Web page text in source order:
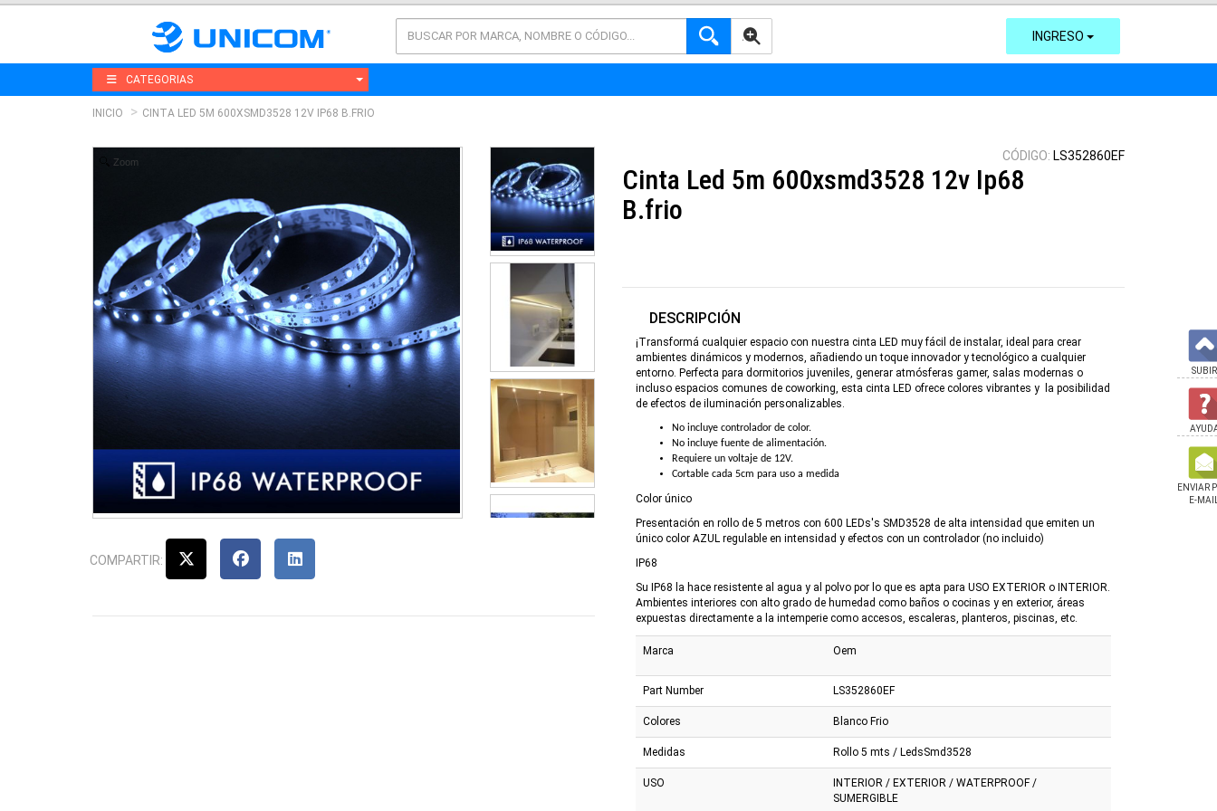
AVANZADA INGRESO
CATEGORIAS
INICIO CINTA LED 5M 600XSMD3528 12V IP68 B.FRIO
Zoom
COMPARTIR:
CÓDIGO: LS352860EF
Cinta Led 5m 600xsmd3528 12v Ip68
B.frio
DESCRIPCIÓN
¡Transformá cualquier espacio con nuestra cinta LED muy fácil de instalar, ideal para crear
ambientes dinámicos y modernos, añadiendo un toque innovador y tecnológico a cualquier
entorno. Perfecta para dormitorios juveniles, generar atmósferas gamer, salas modernas o
incluso espacios comunes de coworking, esta cinta LED ofrece colores vibrantes y la posibilidad
de efectos de iluminación personalizables.
No incluye controlador de color.
No incluye fuente de alimentación.
Requiere un voltaje de 12V.
Cortable cada 5cm para uso a medida
Color único
Presentación en rollo de 5 metros con 600 LEDs's SMD3528 de alta intensidad que emiten un
único color AZUL regulable en intensidad y efectos con un controlador (no incluido)
IP68
Su IP68 la hace resistente al agua y al polvo por lo que es apta para USO EXTERIOR o INTERIOR.
Ambientes interiores con alto grado de humedad como baños o cocinas y en exterior, áreas
expuestas directamente a la intemperie como accesos, escaleras, planteros, piscinas, etc.
Marca Oem
Part Number LS352860EF
Colores Blanco Frio
Medidas Rollo 5 mts / LedsSmd3528
USO
INTERIOR / EXTERIOR / WATERPROOF /
SUMERGIBLE
SUBIR
ENVIAR
E-